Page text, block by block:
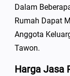
Dalam
Rumah Dapat
Anggota
Tawon.
Harga Jasa